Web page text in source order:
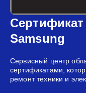
Samsung
Сервисный центр
сертификатами,
ремонт техники и